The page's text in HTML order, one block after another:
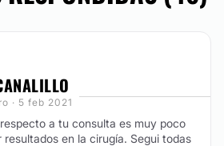
· 5 feb 2021
a tu consulta es muy poco
en la cirugía. Segui todas